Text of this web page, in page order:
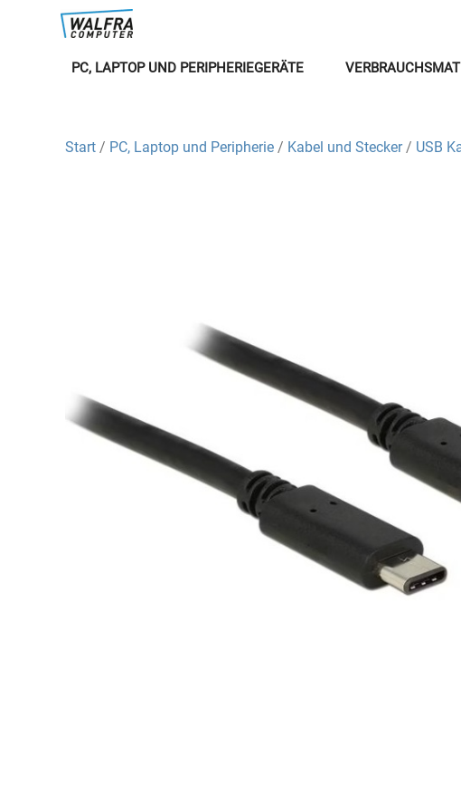
PC, LAPTOP UND PERIPHERIEGERÄTE
Start / PC, Laptop und Peripherie / Kabel und Stecker/ USB